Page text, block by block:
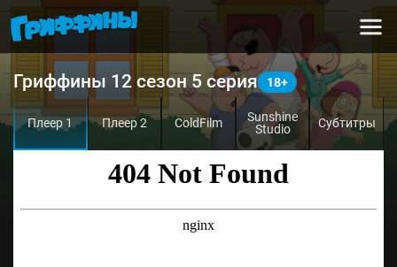
Гриффины 12 сезон 5 серия
Плеер 1 Плеер 2 ColdFilm
Sunshine
Studio
Субтитры